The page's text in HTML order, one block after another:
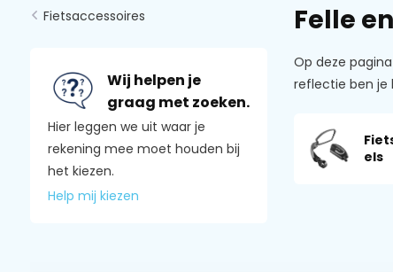
Fietsaccessoires
Wij helpen je
graag met zoeken.
Hier leggen we uit waar je
rekening mee moet houden bij
het kiezen.
Help mij kiezen
Felle
Op deze
reflectie ben je
els